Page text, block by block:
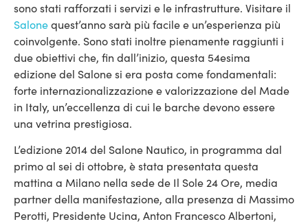
sono stati rafforzati i servizi e le infrastrutture. Visitare il
Salonequest’anno sarà più facile e un’esperienza più
coinvolgente. Sono stati inoltre pienamente raggiunti i
due obiettivi che, fin dall’inizio, questa 54esima
edizione del Salone si era posta come fondamentali:
forte internazionalizzazione e valorizzazione del Made
in Italy, un’eccellenza di cui le barche devono essere
una vetrina prestigiosa.
L’edizione 2014 del Salone Nautico, in programma dal
primo al sei di ottobre, è stata presentata questa
mattina a Milano nella sede de Il Sole 24 Ore, media
partner della manifestazione, alla presenza di Massimo
Perotti, Presidente Ucina, Anton Francesco Albertoni,